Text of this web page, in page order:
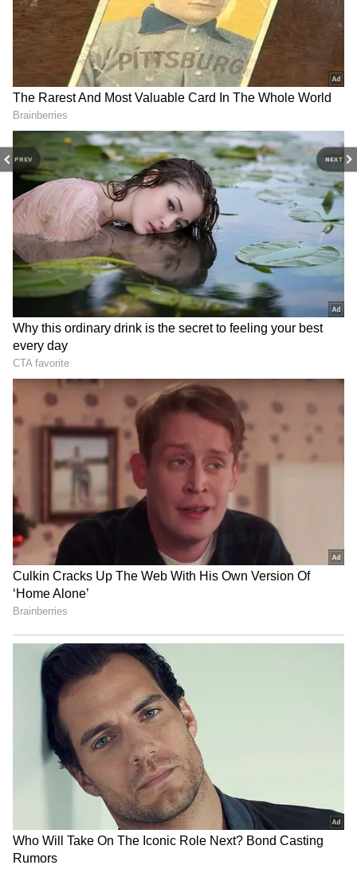
PREV NEXT
Related Articles
రాంచరణ్ కి అలాంటి సినిమాలు అస్సలు ఇష్టం లేదు..
రంగస్థలం, ఆర్ఆర్ఆర్ పై డైరెక్టర్ షాకింగ్ కామెంట్స్
రాజమౌళి సినిమాలని రీమేక్ చేస్తే అన్నీ సూపర్ హిట్లే..
అది మాత్రం ఎందుకు అట్టర్ ఫ్లాప్ అయ్యిందో తెలుసా ?
5